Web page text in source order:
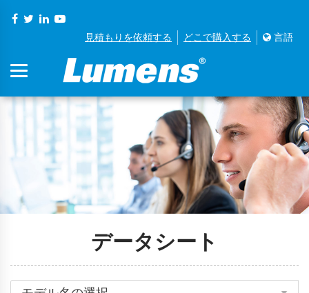
見積もりを依頼する どこで購入する 言語
データシート